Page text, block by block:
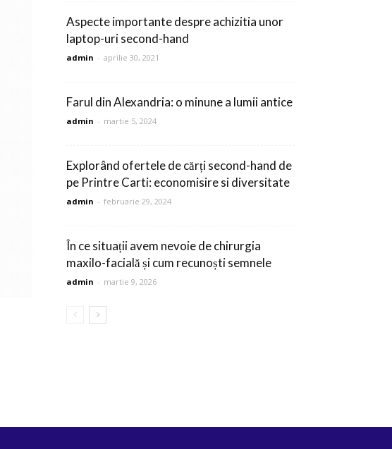
Aspecte importante despre achizitia unor
laptop-uri second-hand
admin - aprilie 30, 2021
Farul din Alexandria: o minune a lumii antice
admin - martie 5, 2024
Explorând ofertele de cărți second-hand de
pe Printre Carti: economisire si diversitate
admin - februarie 29, 2024
În ce situații avem nevoie de chirurgia
maxilo-facială și cum recunoști semnele
admin - martie 9, 2026